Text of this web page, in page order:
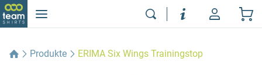
Produkte ERIMA Six Wings Trainingstop